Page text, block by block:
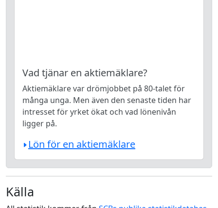
Vad tjänar en aktiemäklare?
Aktiemäklare var drömjobbet på 80-talet för
många unga. Men även den senaste tiden har
intresset för yrket ökat och vad lönenivån
ligger på.
Lön för en aktiemäklare
Källa